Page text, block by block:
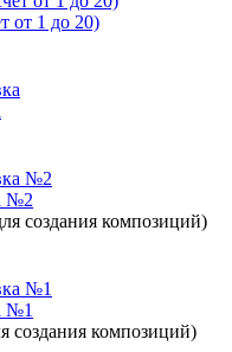
от 1 до 20)
№2
создания композиций)
№1
создания композиций)